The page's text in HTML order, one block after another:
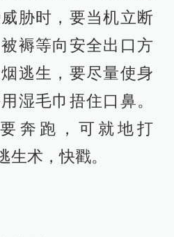
胁时，要当机立断
褥等向安全出口方
逃生，要尽量使身
湿毛巾捂住口鼻。
奔跑，可就地打
术，快戳。